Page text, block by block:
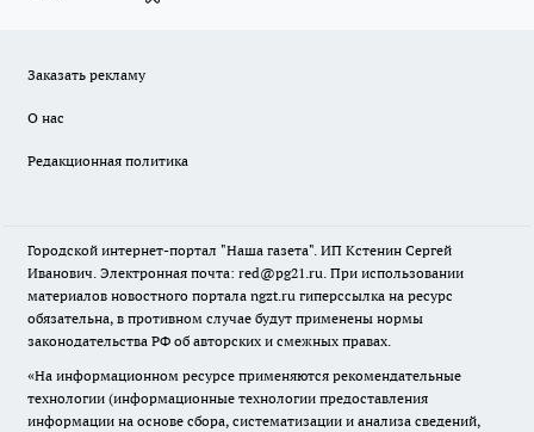
Заказать рекламу
О нас
Редакционная политика
Городской интернет-портал "Наша газета". ИП Кстенин Сергей
Иванович. Электронная почта: red@pg21.ru. При использовании
материалов новостного портала ngzt.ru гиперссылка на ресурс
обязательна, в противном случае будут применены нормы
законодательства РФ об авторских и смежных правах.
«На информационном ресурсе применяются рекомендательные
технологии (информационные технологии предоставления
информации на основе сбора, систематизации и анализа сведений,